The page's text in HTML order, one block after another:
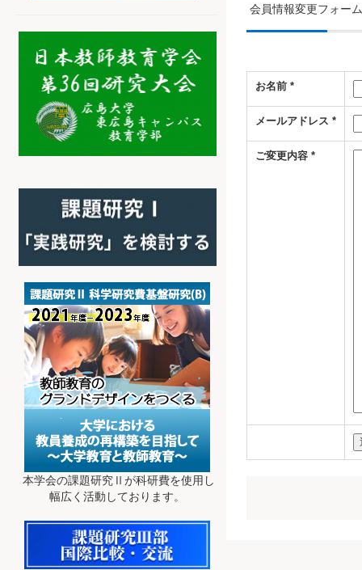
会員情報変更フォーム
お名前 *
メールアドレス *
ご変更内容 *
本学会の課題研究Ⅱが科研費を使用し
幅広く活動しております。